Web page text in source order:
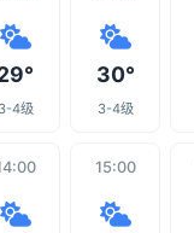
3-4级
30°
3-4级
15:00